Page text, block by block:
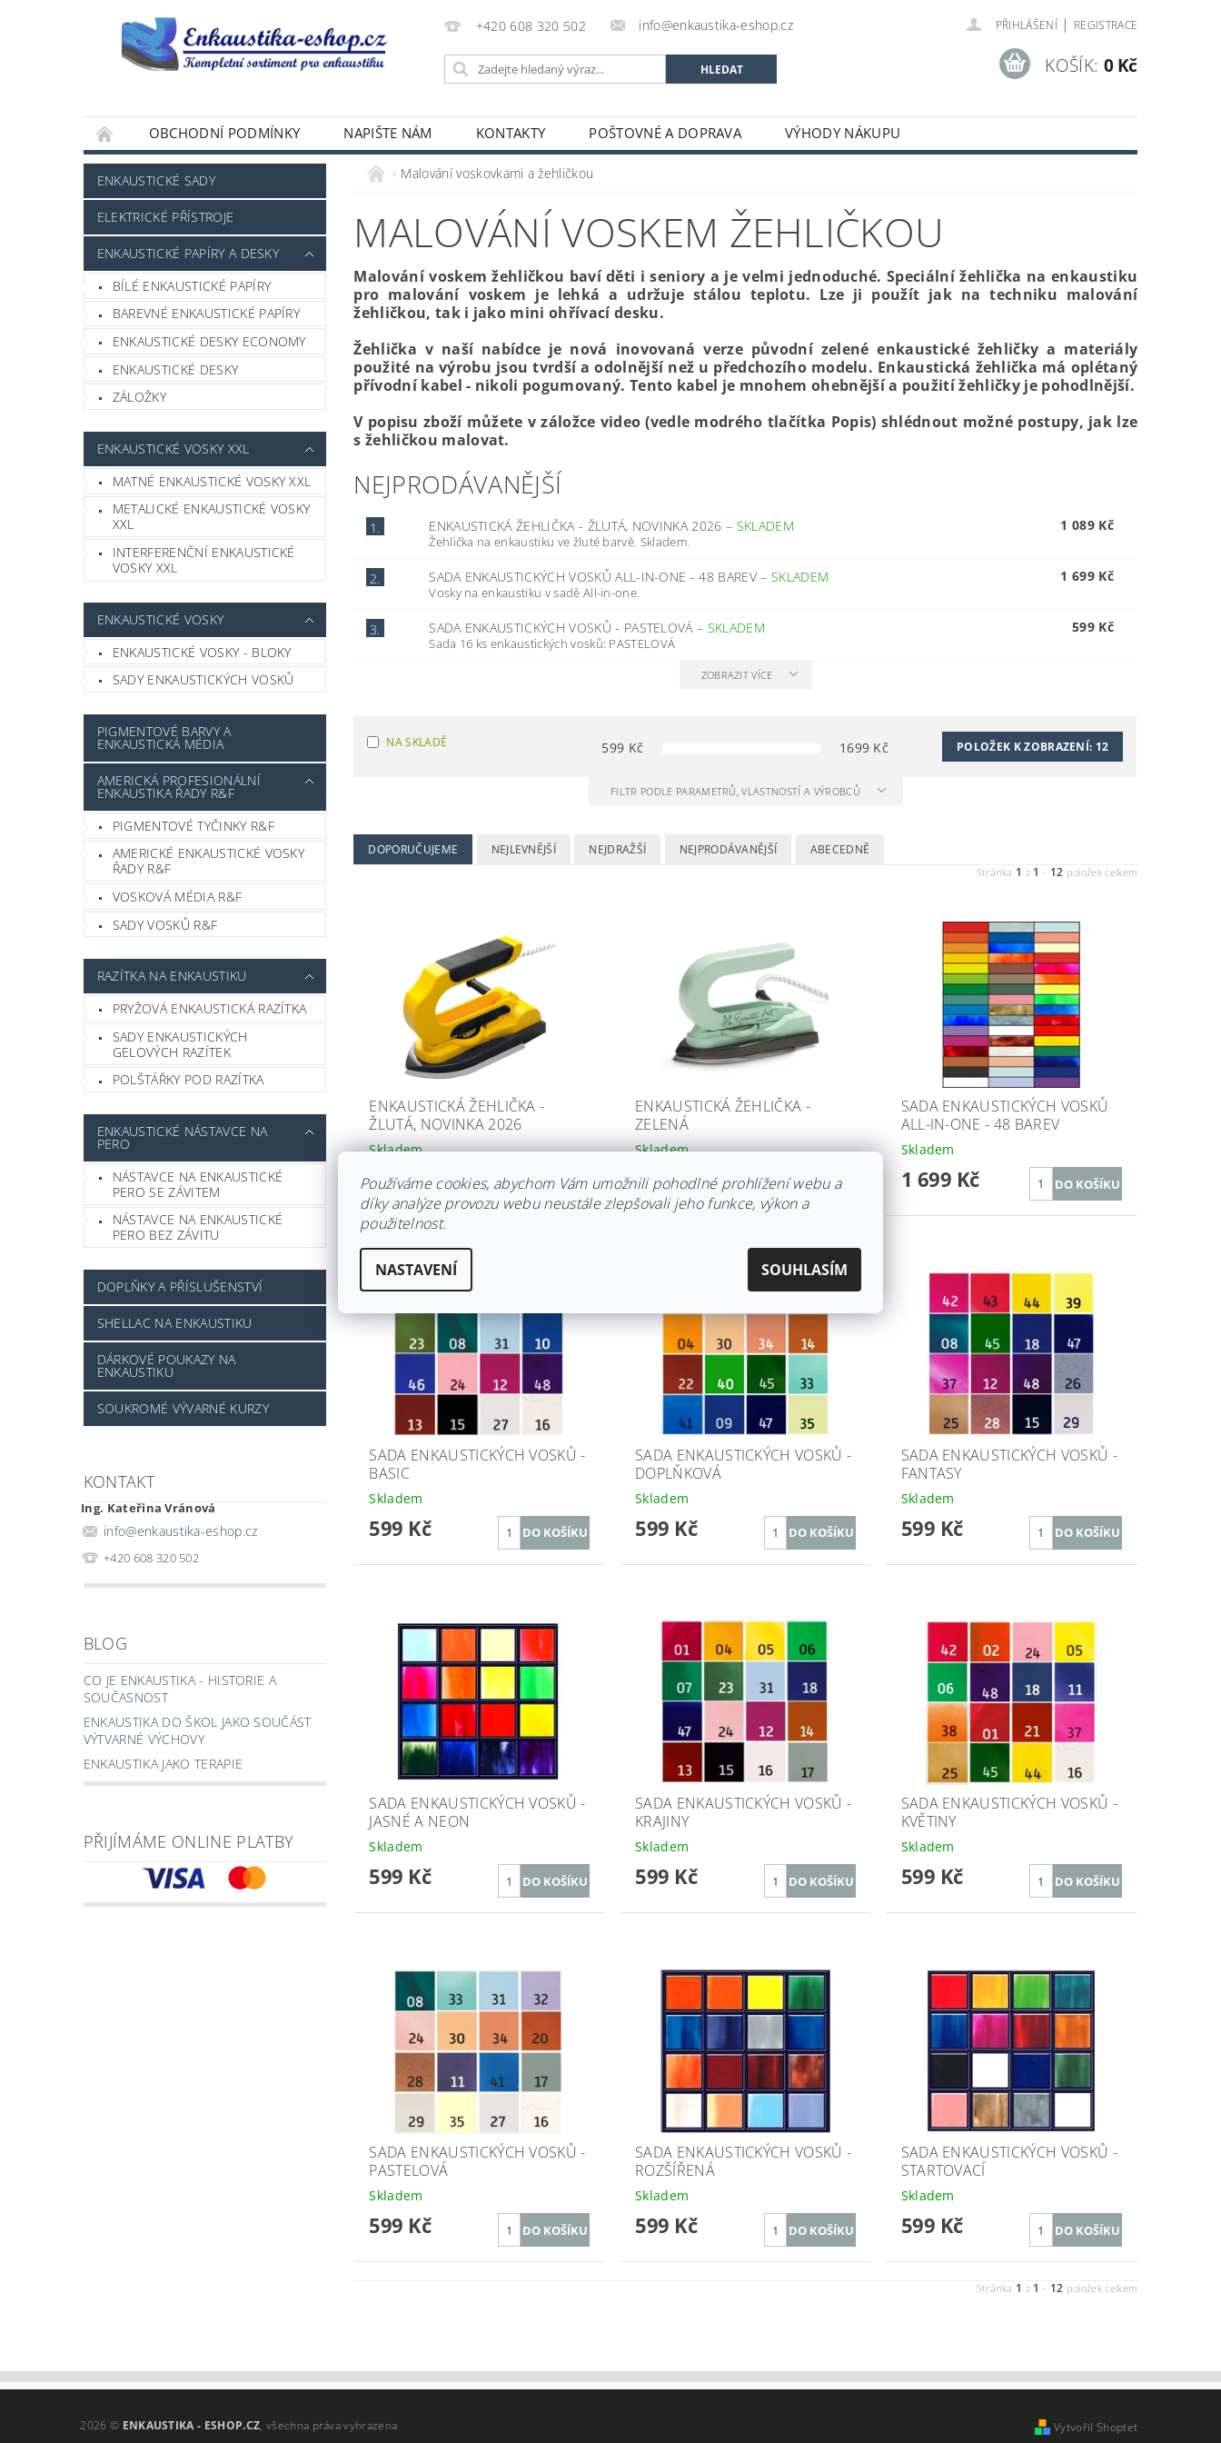
+420 608 320 502 info@enkaustika-eshop.cz PŘIHLÁŠENÍ | REGISTRACE
KOŠÍK: 0 Kč
OBCHODNÍ PODMÍNKY NAPIŠTE NÁM KONTAKTY POŠTOVNÉ A DOPRAVA VÝHODY NÁKUPU
ENKAUSTICKÉ SADY
ELEKTRICKÉ PŘÍSTROJE
ENKAUSTICKÉ PAPÍRY A DESKY
BÍLÉ ENKAUSTICKÉ PAPÍRY
BAREVNÉ ENKAUSTICKÉ PAPÍRY
ENKAUSTICKÉ DESKY ECONOMY
ENKAUSTICKÉ DESKY
ZÁLOŽKY
ENKAUSTICKÉ VOSKY XXL
MATNÉ ENKAUSTICKÉ VOSKY XXL
METALICKÉ ENKAUSTICKÉ VOSKY
XXL
INTERFERENČNÍ ENKAUSTICKÉ
VOSKY XXL
ENKAUSTICKÉ VOSKY
ENKAUSTICKÉ VOSKY - BLOKY
SADY ENKAUSTICKÝCH VOSKŮ
PIGMENTOVÉ BARVY A
ENKAUSTICKÁ MÉDIA
AMERICKÁ PROFESIONÁLNÍ
ENKAUSTIKA ŘADY R&F
PIGMENTOVÉ TYČINKY R&F
AMERICKÉ ENKAUSTICKÉ VOSKY
ŘADY R&F
VOSKOVÁ MÉDIA R&F
SADY VOSKŮ R&F
RAZÍTKA NA ENKAUSTIKU
PRYŽOVÁ ENKAUSTICKÁ RAZÍTKA
SADY ENKAUSTICKÝCH
GELOVÝCH RAZÍTEK
POLŠTÁŘKY POD RAZÍTKA
ENKAUSTICKÉ NÁSTAVCE NA
PERO
NÁSTAVCE NA ENKAUSTICKÉ
PERO SE ZÁVITEM
NÁSTAVCE NA ENKAUSTICKÉ
PERO BEZ ZÁVITU
DOPLŇKY A PŘÍSLUŠENSTVÍ
SHELLAC NA ENKAUSTIKU
DÁRKOVÉ POUKAZY NA
ENKAUSTIKU
SOUKROMÉ VÝVARNÉ KURZY
KONTAKT
Ing. Kateřina Vránová
info@enkaustika-eshop.cz
+420 608 320 502
BLOG
CO JE ENKAUSTIKA - HISTORIE A
SOUČASNOST
ENKAUSTIKA DO ŠKOL JAKO SOUČÁST
VÝTVARNÉ VÝCHOVY
ENKAUSTIKA JAKO TERAPIE
PŘIJÍMÁME ONLINE PLATBY
Malování voskovkami a žehličkou
MALOVÁNÍ VOSKEM ŽEHLIČKOU
Malování voskem žehličkou baví děti i seniory a je velmi jednoduché. Speciální žehlička na enkaustiku
pro malování voskem je lehká a udržuje stálou teplotu. Lze ji použít jak na techniku malování
žehličkou, tak i jako mini ohřívací desku.
Žehlička v naší nabídce je nová inovovaná verze původní zelené enkaustické žehličky a materiály
použité na výrobu jsou tvrdší a odolnější než u předchozího modelu. Enkaustická žehlička má oplétaný
přívodní kabel - nikoli pogumovaný. Tento kabel je mnohem ohebnější a použití žehličky je pohodlnější.
V popisu zboží můžete v záložce video (vedle modrého tlačítka Popis) shlédnout možné postupy, jak lze
s žehličkou malovat.
NEJPRODÁVANĚJŠÍ
1. ENKAUSTICKÁ ŽEHLIČKA - ŽLUTÁ, NOVINKA 2026 – SKLADEM
Žehlička na enkaustiku ve žluté barvě. Skladem.
1 089 Kč
2. SADA ENKAUSTICKÝCH VOSKŮ ALL-IN-ONE - 48 BAREV– SKLADEM
Vosky na enkaustiku v sadě All-in-one.
1 699 Kč
3. SADA ENKAUSTICKÝCH VOSKŮ - PASTELOVÁ– SKLADEM
Sada 16 ks enkaustických vosků: PASTELOVÁ
599 Kč
ZOBRAZIT VÍCE
NA SKLADĚ 599 Kč 1699 Kč POLOŽEK K ZOBRAZENÍ: 12
FILTR PODLE PARAMETRŮ, VLASTNOSTÍ A VÝROBCŮ
DOPORUČUJEME NEJLEVNĚJŠÍ NEJDRAŽŠÍ NEJPRODÁVANĚJŠÍ ABECEDNĚ
Stránka 1 z 1 - 12 položek celkem
ENKAUSTICKÁ ŽEHLIČKA -
ŽLUTÁ, NOVINKA 2026
Skladem
1 089 Kč
ENKAUSTICKÁ ŽEHLIČKA -
ZELENÁ
Skladem
1 089 Kč
SADA ENKAUSTICKÝCH VOSKŮ
ALL-IN-ONE - 48 BAREV
Skladem
1 699 Kč
SADA ENKAUSTICKÝCH VOSKŮ -
BASIC
Skladem
599 Kč
SADA ENKAUSTICKÝCH VOSKŮ -
DOPLŇKOVÁ
Skladem
599 Kč
SADA ENKAUSTICKÝCH VOSKŮ -
FANTASY
Skladem
599 Kč
SADA ENKAUSTICKÝCH VOSKŮ -
JASNÉ A NEON
Skladem
599 Kč
SADA ENKAUSTICKÝCH VOSKŮ -
KRAJINY
Skladem
599 Kč
SADA ENKAUSTICKÝCH VOSKŮ -
KVĚTINY
Skladem
599 Kč
SADA ENKAUSTICKÝCH VOSKŮ -
PASTELOVÁ
Skladem
599 Kč
SADA ENKAUSTICKÝCH VOSKŮ -
ROZŠÍŘENÁ
Skladem
599 Kč
SADA ENKAUSTICKÝCH VOSKŮ -
STARTOVACÍ
Skladem
599 Kč
Stránka 1 z 1 - 12 položek celkem
2026 © ENKAUSTIKA - ESHOP.CZ, všechna práva vyhrazena Vytvořil Shoptet
Používáme cookies, abychom Vám umožnili pohodlné prohlížení webu a
díky analýze provozu webu neustále zlepšovali jeho funkce, výkon a
použitelnost.
NASTAVENÍ SOUHLASÍM